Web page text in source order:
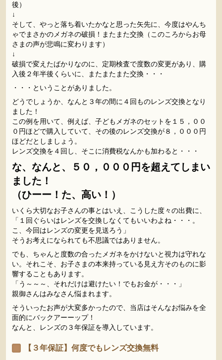
後）
↓
そして、やっと落ち着いたかなと思った矢先に、今度はやんち
ゃでまさかのメガネの破損！またまた交換（このころからお母
さまの声が悲鳴に変わります）
↓
破損で変えたばかりなのに、定期検査で度数の変更があり、購
入後２年半後くらいに、またまたまた交換・・・
・・・ということがありました。
どうでしょうか、なんと３年の間に４回ものレンズ交換となり
ました！
この例を用いて、例えば、子どもメガネのセットを１５，００
０円ほどで購入していて、その後のレンズ交換が８，０００円
ほどだとしましょう。
レンズ交換を４回し、そこに消費税なんかも加わると・・・
な、なんと、５０，０００円を超えてしまい
ました！
（ひーー！た、高い！）
いくら大切なお子さんの事とはいえ、こうした度々の出費に、
「１回ぐらいはレンズを交換しなくてもいいわよね・・・。
こ、今回はレンズの変更を見送ろう」
そうお考えになられても不思議ではありません。
でも、ちゃんと度数の合ったメガネをかけないと視力は守れな
い。それこそ、お子さまの本来持っている見え方そのものに影
響することもあります。
「う～～～、それだけは避けたい！でもお金が・・・」
親御さんはみなさん悩まれます。
そういったお声が大変多かったので、当店はそんなお悩みを全
面的にバックアーーップ！
なんと、レンズの３年保証を導入しています。
【３年保証】何度でもレンズ交換無料